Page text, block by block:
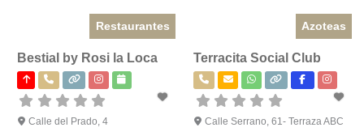
Restaurantes
Bestial by Rosi la Loca
Calle del Prado, 4
Azoteas
Terracita Social Club
Calle Serrano, 61- Terraza ABC